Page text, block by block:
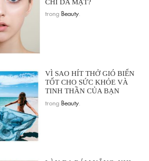
CHỈ DA MẶT?
trong Beauty.
VÌ SAO HÍT THỞ GIÓ BIỂN
TỐT CHO SỨC KHỎE VÀ
TINH THẦN CỦA BẠN
trong Beauty.